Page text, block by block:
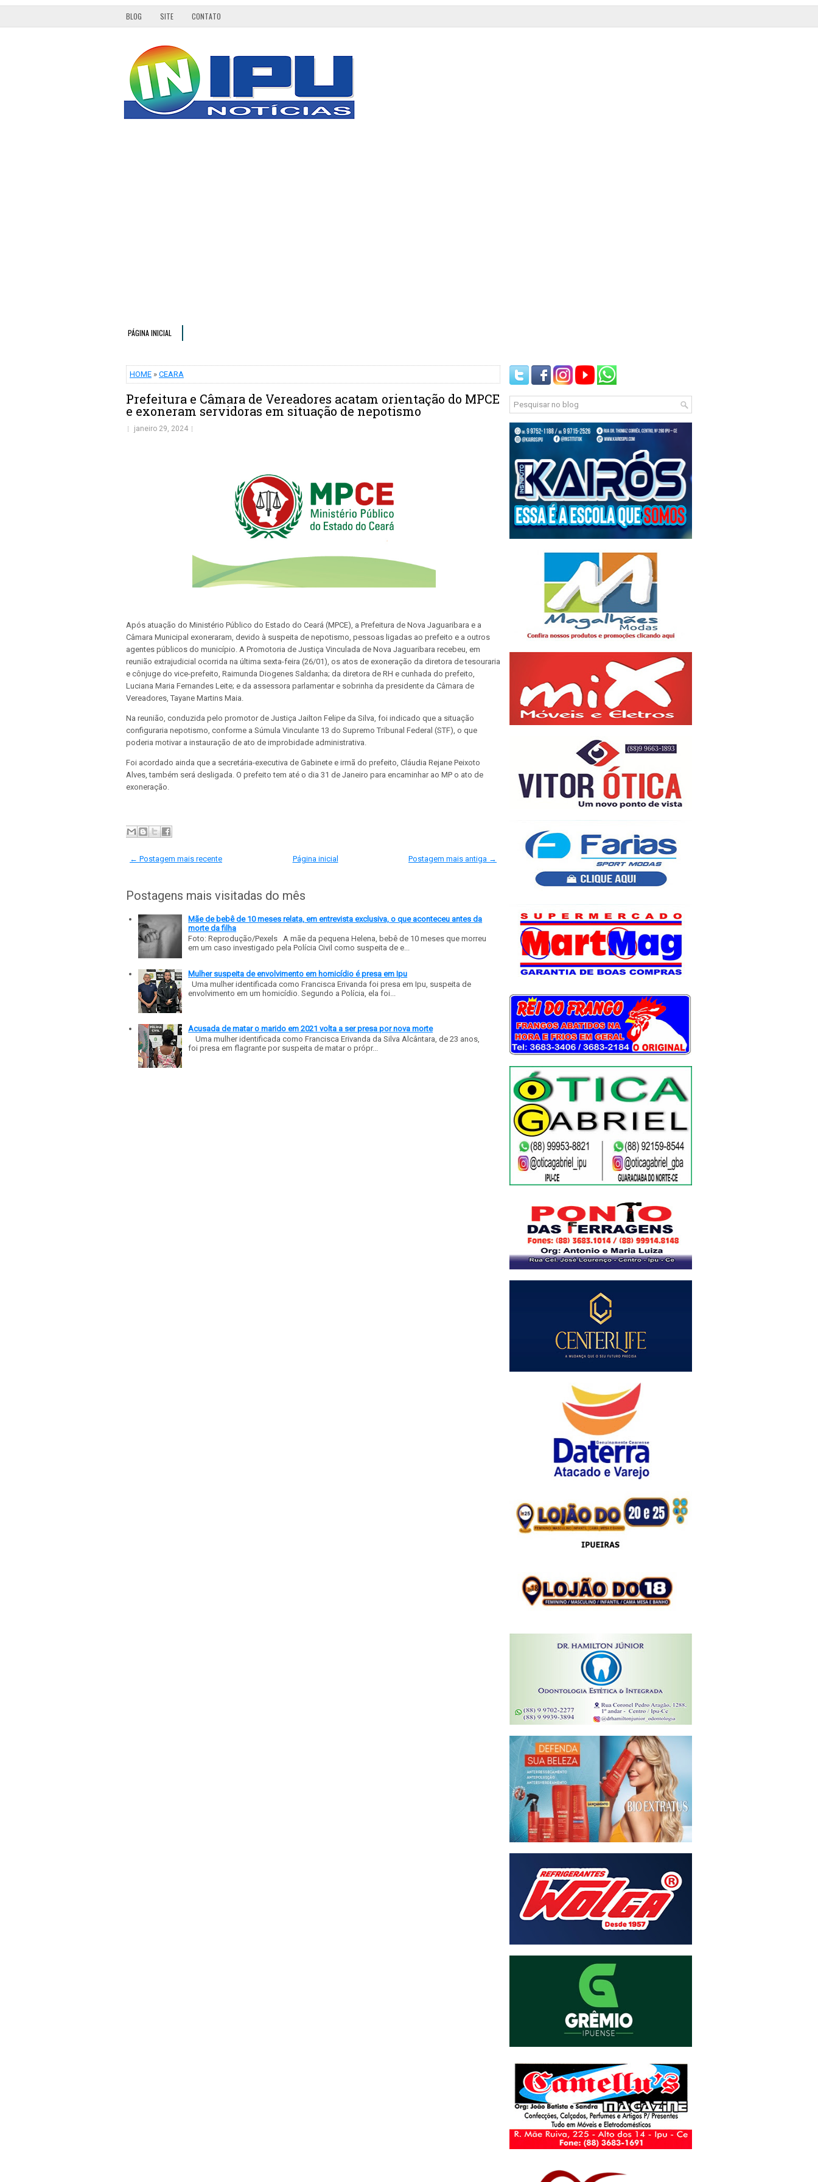
BLOG SITE CONTATO
PÁGINA INICIAL
HOME » CEARA
Prefeitura e Câmara de Vereadores acatam orientação do MPCE
e exoneram servidoras em situação de nepotismo
janeiro 29, 2024
Após atuação do Ministério Público do Estado do Ceará (MPCE), a Prefeitura de Nova Jaguaribara e a
Câmara Municipal exoneraram, devido à suspeita de nepotismo, pessoas ligadas ao prefeito e a outros
agentes públicos do município. A Promotoria de Justiça Vinculada de Nova Jaguaribara recebeu, em
reunião extrajudicial ocorrida na última sexta-feira (26/01), os atos de exoneração da diretora de tesouraria
e cônjuge do vice-prefeito, Raimunda Diogenes Saldanha; da diretora de RH e cunhada do prefeito,
Luciana Maria Fernandes Leite; e da assessora parlamentar e sobrinha da presidente da Câmara de
Vereadores, Tayane Martins Maia.
Na reunião, conduzida pelo promotor de Justiça Jailton Felipe da Silva, foi indicado que a situação
configuraria nepotismo, conforme a Súmula Vinculante 13 do Supremo Tribunal Federal (STF), o que
poderia motivar a instauração de ato de improbidade administrativa.
Foi acordado ainda que a secretária-executiva de Gabinete e irmã do prefeito, Cláudia Rejane Peixoto
Alves, também será desligada. O prefeito tem até o dia 31 de Janeiro para encaminhar ao MP o ato de
exoneração.
← Postagem mais recente Postagem mais antiga →
Página inicial
Postagens mais visitadas do mês
Mãe de bebê de 10 meses relata, em entrevista exclusiva, o que aconteceu antes da
morte da filha
Foto: Reprodução/Pexels A mãe da pequena Helena, bebê de 10 meses que morreu
em um caso investigado pela Polícia Civil como suspeita de e...
Mulher suspeita de envolvimento em homicídio é presa em Ipu
Uma mulher identificada como Francisca Erivanda foi presa em Ipu, suspeita de
envolvimento em um homicídio. Segundo a Polícia, ela foi...
Acusada de matar o marido em 2021 volta a ser presa por nova morte
Uma mulher identificada como Francisca Erivanda da Silva Alcântara, de 23 anos,
foi presa em flagrante por suspeita de matar o própr...